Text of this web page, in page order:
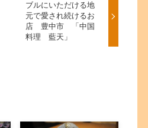
ブルにいただける地
元で愛され続けるお
店 豊中市 「中国
料理 藍天」